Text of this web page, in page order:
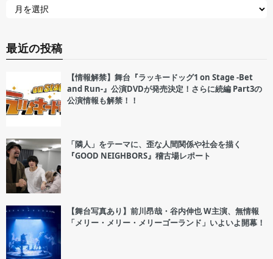
最近の投稿
【情報解禁】舞台『ラッキードッグ1 on Stage -Bet
and Run-』公演DVDが発売決定！さらに続編 Part3の
公演情報も解禁！！
「隣人」をテーマに、歪な人間関係や社会を描く
『GOOD NEIGHBORS』稽古場レポート
【舞台写真あり】前川昂哉・谷内伸也 W主演、無情報
「メリー・メリー・メリーゴーランド」いよいよ開幕！